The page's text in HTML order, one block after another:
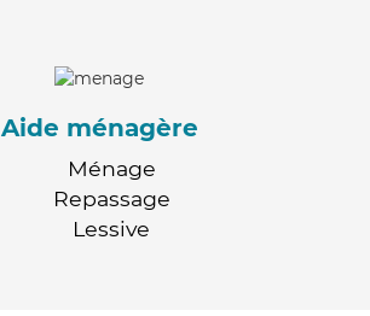
Aide ménagère
Ménage
Repassage
Lessive